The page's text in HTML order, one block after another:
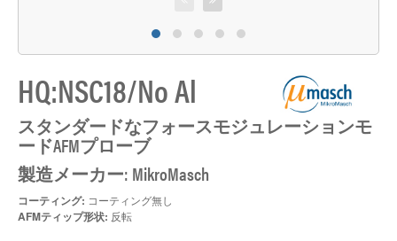
HQ:NSC18/No Al
スタンダードなフォースモジュレーションモ
ードAFMプローブ
製造メーカー: MikroMasch
コーティング: コーティング無し
AFMティップ形状: 反転